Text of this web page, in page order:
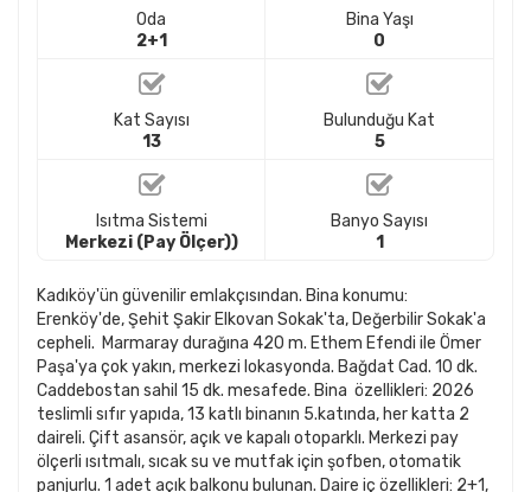
Oda
2+1
Bina Yaşı
0
Kat Sayısı
13
Bulunduğu Kat
5
Isıtma Sistemi
Merkezi (Pay Ölçer))
Banyo Sayısı
1
Kadıköy'ün güvenilir emlakçısından. Bina konumu:
Erenköy'de, Şehit Şakir Elkovan Sokak'ta, Değerbilir Sokak'a
cepheli. Marmaray durağına 420 m. Ethem Efendi ile Ömer
Paşa'ya çok yakın, merkezi lokasyonda. Bağdat Cad. 10 dk.
Caddebostan sahil 15 dk. mesafede. Bina özellikleri: 2026
teslimli sıfır yapıda, 13 katlı binanın 5.katında, her katta 2
daireli. Çift asansör, açık ve kapalı otoparklı. Merkezi pay
ölçerli ısıtmalı, sıcak su ve mutfak için şofben, otomatik
panjurlu. 1 adet açık balkonu bulunan. Daire iç özellikleri: 2+1,